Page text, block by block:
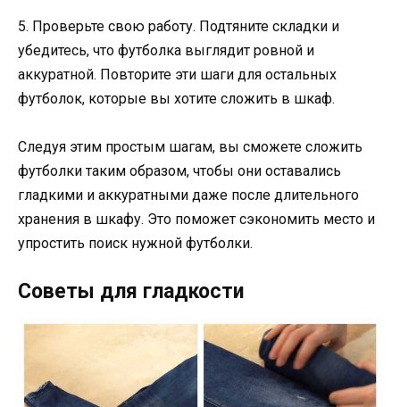
5. Проверьте свою работу. Подтяните складки и
убедитесь, что футболка выглядит ровной и
аккуратной. Повторите эти шаги для остальных
футболок, которые вы хотите сложить в шкаф.
Следуя этим простым шагам, вы сможете сложить
футболки таким образом, чтобы они оставались
гладкими и аккуратными даже после длительного
хранения в шкафу. Это поможет сэкономить место и
упростить поиск нужной футболки.
Советы для гладкости